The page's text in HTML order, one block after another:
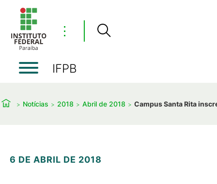
⋮
IFPB
Notícias 2018 Abril de 2018 Campus Santa Rita
6 DE ABRIL DE 2018